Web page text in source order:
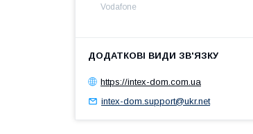
Vodafone
https://intex-dom.com.ua
intex-dom.support@ukr.net